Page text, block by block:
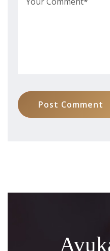
Post Comment